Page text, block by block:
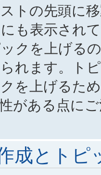
トの先頭に
も表示され
クを上げる
れます。ト
を上げるた
がある点に
成とトピ